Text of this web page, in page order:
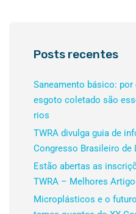
Posts recentes
Saneamento básico: por
esgoto coletado são
rios
TWRA divulga guia de
Congresso Brasileiro de
Estão abertas as
TWRA – Melhores
Microplásticos e o